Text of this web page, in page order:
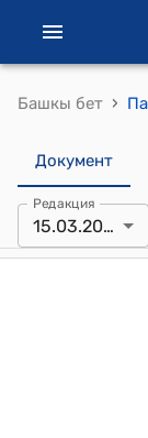
Башкы бет ›
Документ
Редакция
15.03.2013